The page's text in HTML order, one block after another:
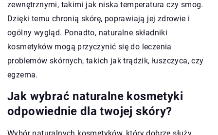
zewnętrznymi, takimi jak niska temperatura czy smog.
Dzięki temu chronią skórę, poprawiają jej zdrowie i
ogólny wygląd. Ponadto, naturalne składniki
kosmetyków mogą przyczynić się do leczenia
problemów skórnych, takich jak trądzik, łuszczyca, czy
egzema.
Jak wybrać naturalne kosmetyki
odpowiednie dla twojej skóry?